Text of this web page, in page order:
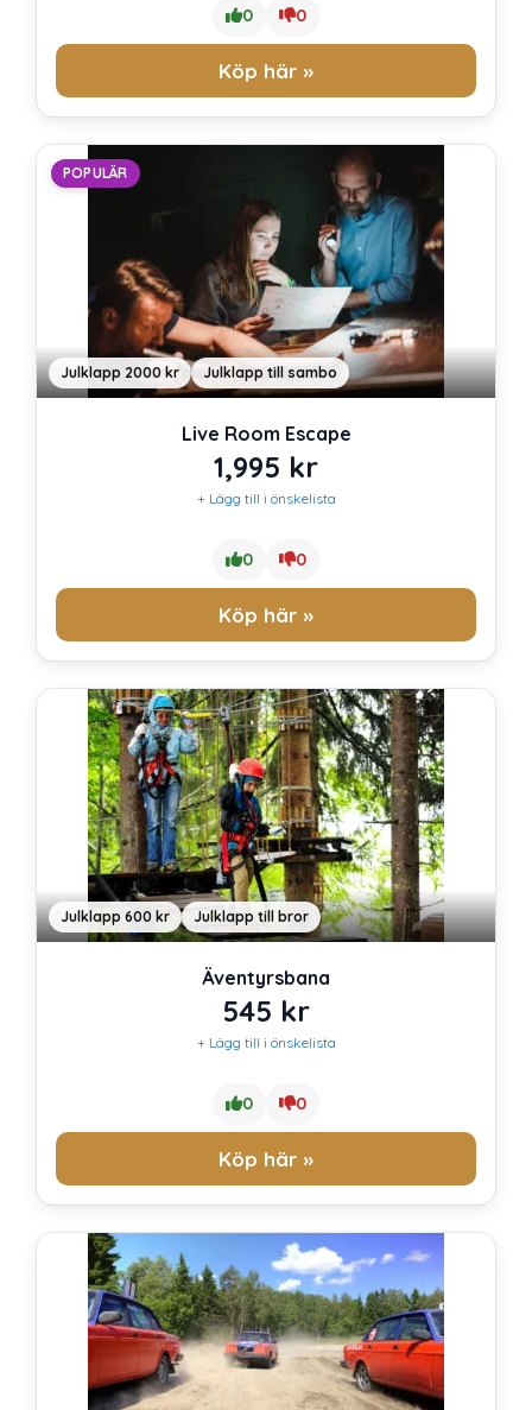
0 0
Köp här »
POPULÄR
Julklapp 2000 kr Julklapp till sambo
Live Room Escape
1,995 kr
+ Lägg till i önskelista
0 0
Köp här »
Julklapp 600 kr Julklapp till bror
Äventyrsbana
545 kr
+ Lägg till i önskelista
0 0
Köp här »